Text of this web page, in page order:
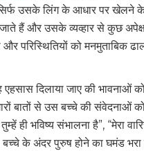
उसके लिंग के आधार पर खेलने के
हैं और उसके व्यव्हार से कुछ
परिस्थितियों को मनमुताबिक
दिलाया जाए की भावनाओं
बातों से उस बच्चे की संवेदनाओं को
ही भविष्य संभालना है”, “मेरा
के अंदर पुरुष होने का घमंड